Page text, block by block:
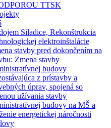
TTSK
Siladice, Rekonštrukcia
elektroinštalácie
stavby pred dokončením na
Zmena stavby
budovy
z prístavby a
úprav, spojená so
užívania stavby
budovy na MŠ a
energetickej náročnosti